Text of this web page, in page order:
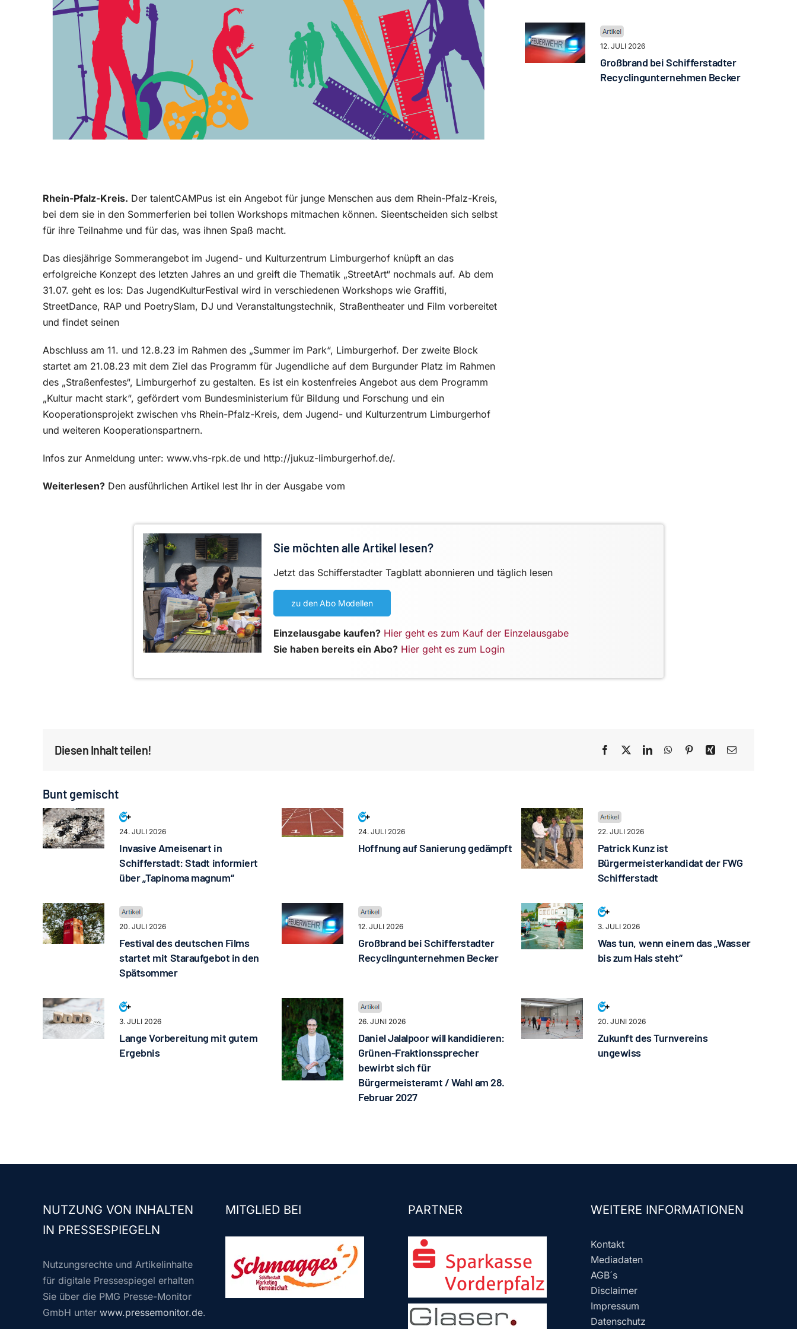
Rhein-Pfalz-Kreis. Der talentCAMPus ist ein Angebot für junge Menschen aus dem Rhein-Pfalz-Kreis,
bei dem sie in den Sommerferien bei tollen Workshops mitmachen können. Sieentscheiden sich selbst
für ihre Teilnahme und für das, was ihnen Spaß macht.
Das diesjährige Sommerangebot im Jugend- und Kulturzentrum Limburgerhof knüpft an das
erfolgreiche Konzept des letzten Jahres an und greift die Thematik „StreetArt“ nochmals auf. Ab dem
31.07. geht es los: Das JugendKulturFestival wird in verschiedenen Workshops wie Graffiti,
StreetDance, RAP und PoetrySlam, DJ und Veranstaltungstechnik, Straßentheater und Film vorbereitet
und findet seinen
Abschluss am 11. und 12.8.23 im Rahmen des „Summer im Park“, Limburgerhof. Der zweite Block
startet am 21.08.23 mit dem Ziel das Programm für Jugendliche auf dem Burgunder Platz im Rahmen
des „Straßenfestes“, Limburgerhof zu gestalten. Es ist ein kostenfreies Angebot aus dem Programm
„Kultur macht stark“, gefördert vom Bundesministerium für Bildung und Forschung und ein
Kooperationsprojekt zwischen vhs Rhein-Pfalz-Kreis, dem Jugend- und Kulturzentrum Limburgerhof
und weiteren Kooperationspartnern.
Infos zur Anmeldung unter: www.vhs-rpk.de und http://jukuz-limburgerhof.de/.
Weiterlesen? Den ausführlichen Artikel lest Ihr in der Ausgabe vom
12. JULI 2026
Großbrand bei Schifferstadter
Recyclingunternehmen Becker
Sie möchten alle Artikel lesen?
Jetzt das Schifferstadter Tagblatt abonnieren und täglich lesen
zu den Abo Modellen
Einzelausgabe kaufen? Hier geht es zum Kauf der Einzelausgabe
Sie haben bereits ein Abo? Hier geht es zum Login
Diesen Inhalt teilen!
Bunt gemischt
24. JULI 2026
Invasive Ameisenart in
Schifferstadt: Stadt informiert
über „Tapinoma magnum“
24. JULI 2026
Hoffnung auf Sanierung gedämpft
22. JULI 2026
Patrick Kunz ist
Bürgermeisterkandidat der FWG
Schifferstadt
20. JULI 2026
Festival des deutschen Films
startet mit Staraufgebot in den
Spätsommer
12. JULI 2026
Großbrand bei Schifferstadter
Recyclingunternehmen Becker
3. JULI 2026
Was tun, wenn einem das „Wasser
bis zum Hals steht“
3. JULI 2026
Lange Vorbereitung mit gutem
Ergebnis
26. JUNI 2026
Daniel Jalalpoor will kandidieren:
Grünen-Fraktionssprecher
bewirbt sich für
Bürgermeisteramt / Wahl am 28.
Februar 2027
20. JUNI 2026
Zukunft des Turnvereins
ungewiss
NUTZUNG VON INHALTEN
IN PRESSESPIEGELN
Nutzungsrechte und Artikelinhalte
für digitale Pressespiegel erhalten
Sie über die PMG Presse-Monitor
GmbH unter www.pressemonitor.de.
MITGLIED BEI PARTNER WEITERE INFORMATIONEN
Kontakt
Mediadaten
AGB´s
Disclaimer
Impressum
Datenschutz